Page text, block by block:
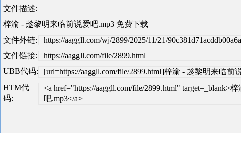
文件描述:
梓渝 - 趁黎明来临前说爱吧.mp3 免费下载
文件外链:
https://aaggll.com/wj/2899/2025/11/21/
文件链接:
https://aaggll.com/file/2899.html
UBB代码:
[url=https://aaggll.com/file/2899.html]梓渝 - 趁黎明来临前
HTM代
码:
<a href="https://aaggll.com/file/2899.html" target=_blank>
吧.mp3</a>